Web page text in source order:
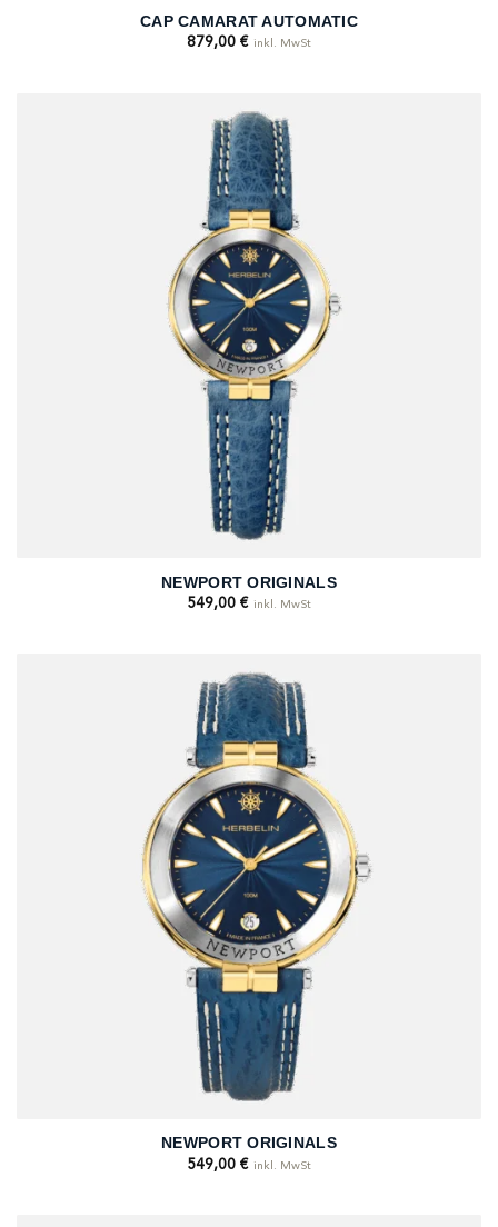
CAP CAMARAT AUTOMATIC
879,00 € inkl. MwSt
NEWPORT ORIGINALS
549,00 € inkl. MwSt
NEWPORT ORIGINALS
549,00 € inkl. MwSt